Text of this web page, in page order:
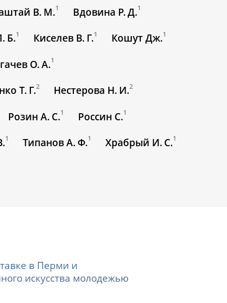
В. М.1 Вдовина Р. Д.1
Б.1 Киселев В. Г.1 Кошут Дж.1
О. А.1
Т. Г.2 Нестерова Н. И.2
Розин А. С.1 Россин С.1
1 Типанов А. Ф.1 Храбрый И. С.1
в Перми и
искусства молодежью